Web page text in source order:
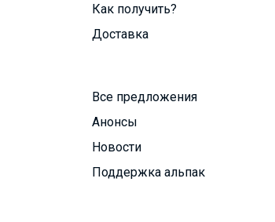
Как получить?
Доставка
Все предложения
Анонсы
Новости
Поддержка альпак